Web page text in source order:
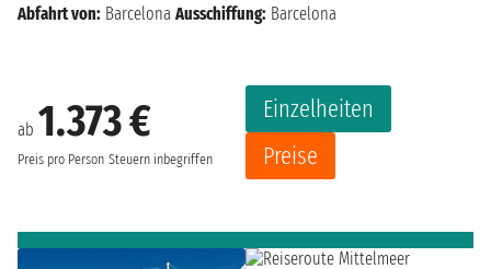
ab 1.373 €
Preis pro Person Steuern inbegriffen
Einzelheiten
Preise
Abfahrt von: Barcelona Ausschiffung: Barcelona